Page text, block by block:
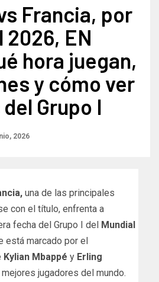
Francia, por
2026, EN
hora juegan,
y cómo ver
Grupo I
2026
una de las principales
con el título, enfrenta a
fecha del Grupo I del Mundial
está marcado por el
Kylian Mbappé y Erling
jugadores del mundo.